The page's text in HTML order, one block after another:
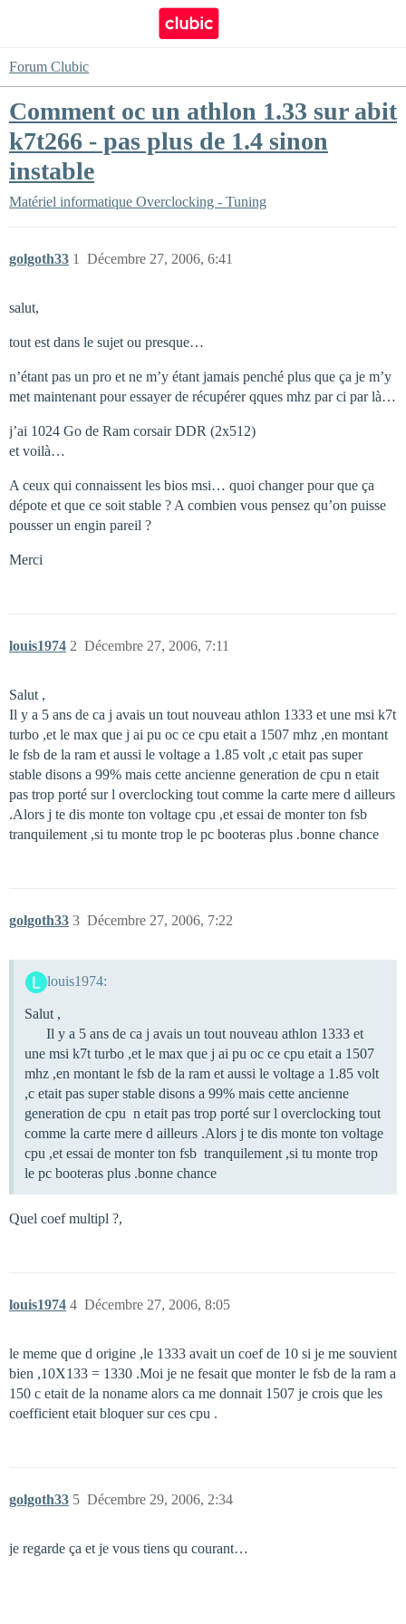
Forum Clubic
Comment oc un athlon 1.33 sur abit
k7t266 - pas plus de 1.4 sinon
instable
Matériel informatique Overclocking - Tuning
golgoth33 Décembre 27, 2006, 6:41
1
salut,
tout est dans le sujet ou presque…
n’étant pas un pro et ne m’y étant jamais penché plus que ça je m’y
met maintenant pour essayer de récupérer qques mhz par ci par là…
j’ai 1024 Go de Ram corsair DDR (2x512)
et voilà…
A ceux qui connaissent les bios msi… quoi changer pour que ça
dépote et que ce soit stable ? A combien vous pensez qu’on puisse
pousser un engin pareil ?
Merci
louis1974 Décembre 27, 2006, 7:11
2
Salut ,
Il y a 5 ans de ca j avais un tout nouveau athlon 1333 et une msi k7t
turbo ,et le max que j ai pu oc ce cpu etait a 1507 mhz ,en montant
le fsb de la ram et aussi le voltage a 1.85 volt ,c etait pas super
stable disons a 99% mais cette ancienne generation de cpu n etait
pas trop porté sur l overclocking tout comme la carte mere d ailleurs
.Alors j te dis monte ton voltage cpu ,et essai de monter ton fsb
tranquilement ,si tu monte trop le pc booteras plus .bonne chance
golgoth33 Décembre 27, 2006, 7:22
3
louis1974:
Salut ,
Il y a 5 ans de ca j avais un tout nouveau athlon 1333 et
une msi k7t turbo ,et le max que j ai pu oc ce cpu etait a 1507
mhz ,en montant le fsb de la ram et aussi le voltage a 1.85 volt
,c etait pas super stable disons a 99% mais cette ancienne
generation de cpu n etait pas trop porté sur l overclocking tout
comme la carte mere d ailleurs .Alors j te dis monte ton voltage
cpu ,et essai de monter ton fsb tranquilement ,si tu monte trop
le pc booteras plus .bonne chance
Quel coef multipl ?,
louis1974 Décembre 27, 2006, 8:05
4
le meme que d origine ,le 1333 avait un coef de 10 si je me souvient
bien ,10X133 = 1330 .Moi je ne fesait que monter le fsb de la ram a
150 c etait de la noname alors ca me donnait 1507 je crois que les
coefficient etait bloquer sur ces cpu .
golgoth33 Décembre 29, 2006, 2:34
5
je regarde ça et je vous tiens qu courant…